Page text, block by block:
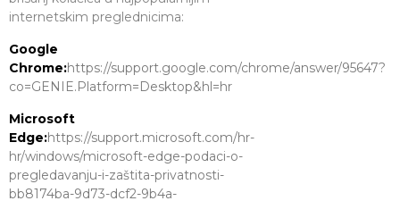
internetskim preglednicima:
Google
Chrome:https://support.google.com/chrome/answer/95647?
co=GENIE.Platform=Desktop&hl=hr
Microsoft
Edge:https://support.microsoft.com/hr-
hr/windows/microsoft-edge-podaci-o-
pregledavanju-i-zaštita-privatnosti-
bb8174ba-9d73-dcf2-9b4a-